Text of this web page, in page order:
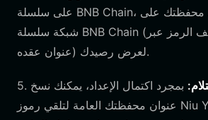
على سلسلة BNB Chain، تأكد من ضبط محفظتك على
شبكة سلسلة BNB Chain (أو ببساطة أضف الرمز عبر
عنوان عقده) لعرض رصيدك.
5. بمجرد اكتمال الإعداد، يمكنك نسخ
عنوان محفظتك العامة لتلقي رموز Niu Yang Ge أو استيراد